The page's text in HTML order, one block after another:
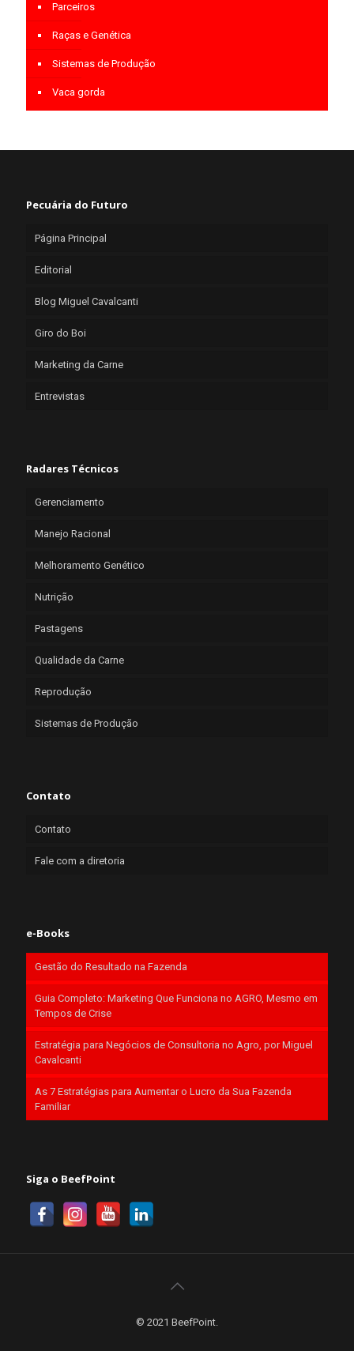
Parceiros
Raças e Genética
Sistemas de Produção
Vaca gorda
Pecuária do Futuro
Página Principal
Editorial
Blog Miguel Cavalcanti
Giro do Boi
Marketing da Carne
Entrevistas
Radares Técnicos
Gerenciamento
Manejo Racional
Melhoramento Genético
Nutrição
Pastagens
Qualidade da Carne
Reprodução
Sistemas de Produção
Contato
Contato
Fale com a diretoria
e-Books
Gestão do Resultado na Fazenda
Guia Completo: Marketing Que Funciona no AGRO, Mesmo em
Tempos de Crise
Estratégia para Negócios de Consultoria no Agro, por Miguel
Cavalcanti
As 7 Estratégias para Aumentar o Lucro da Sua Fazenda
Familiar
Siga o BeefPoint
© 2021 BeefPoint.